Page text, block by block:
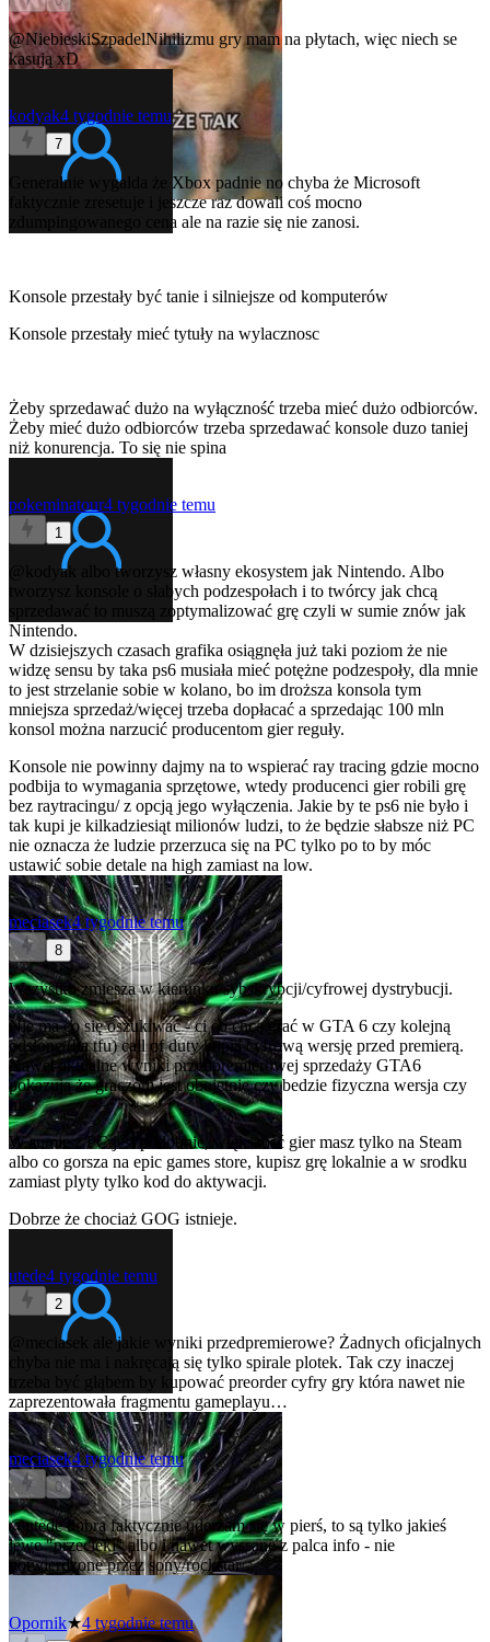
@NiebieskiSzpadelNihilizmu gry mam na płytach, więc niech se
kasują xD
kodyak4 tygodnie temu
7
Generalnie wygalda że Xbox padnie no chyba że Microsoft
faktycznie zresetuje i jeszcze raz dowali coś mocno
zdumpingowanego cena ale na razie się nie zanosi.
Konsole przestały być tanie i silniejsze od komputerów
Konsole przestały mieć tytuły na wylacznosc
Żeby sprzedawać dużo na wyłączność trzeba mieć dużo odbiorców.
Żeby mieć dużo odbiorców trzeba sprzedawać konsole duzo taniej
niż konurencja. To się nie spina
pokeminatour4 tygodnie temu
1
@kodyak
albo tworzysz własny ekosystem jak Nintendo. Albo
tworzysz konsole o słabych podzespołach i to twórcy jak chcą
sprzedawać to muszą zoptymalizować grę czyli w sumie znów jak
Nintendo.
W dzisiejszych czasach grafika osiągnęła już taki poziom że nie
widzę sensu by taka ps6 musiała mieć potężne podzespoły, dla mnie
to jest strzelanie sobie w kolano, bo im droższa konsola tym
mniejsza sprzedaż/więcej trzeba dopłacać a sprzedając 100 mln
konsol można narzucić producentom gier reguły.
Konsole nie powinny dajmy na to wspierać ray tracing gdzie mocno
podbija to wymagania sprzętowe, wtedy producenci gier robili grę
bez raytracingu/ z opcją jego wyłączenia. Jakie by te ps6 nie było i
tak kupi je kilkadziesiąt milionów ludzi, to że będzie słabsze niż PC
nie oznacza że ludzie przerzuca się na PC tylko po to by móc
ustawić sobie detale na high zamiast na low.
meciasek4 tygodnie temu
8
Wszystko zmiesza w kierunku sybskrybcji/cyfrowej dystrybucji.
Nie ma co się oszukiwać - ci co chcą grać w GTA 6 czy kolejną
odsłonę (ha tfu) call of duty kupią cyfrową wersję przed premierą.
Nawet aktualne wyniki przedpremierowej sprzedaży GTA6
pokazują że graczom jest obojetnie czy bedzie fizyczna wersja czy
nie.
W sumie z PC jest podobnie, większość gier masz tylko na Steam
albo co gorsza na epic games store, kupisz grę lokalnie a w srodku
zamiast plyty tylko kod do aktywacji.
Dobrze że chociaż GOG istnieje.
utede4 tygodnie temu
2
@meciasek
ale jakie wyniki przedpremierowe? Żadnych oficjalnych
chyba nie ma i nakręcają się tylko spirale plotek. Tak czy inaczej
trzeba być głąbem by kupować preorder cyfry gry która nawet nie
zaprezentowała fragmentu gameplayu…
meciasek4 tygodnie temu
0
@utededobra faktycznie uderzam się w pierś, to są tylko jakieś
lewe "przecieki" albo i nawet wyssane z palca info - nie
potwierdzone przez sony/rockstar
Opornik★4 tygodnie temu